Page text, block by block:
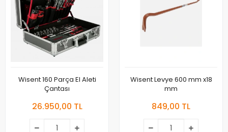
Wisent 160 Parça El Aleti
Çantası
26.950,00 TL
Wisent Levye 600 mm x18
mm
849,00 TL